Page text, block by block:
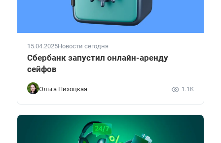
15.04.2025Новости сегодня
Сбербанк запустил онлайн-аренду
сейфов
Ольга Пихоцкая 1.1K